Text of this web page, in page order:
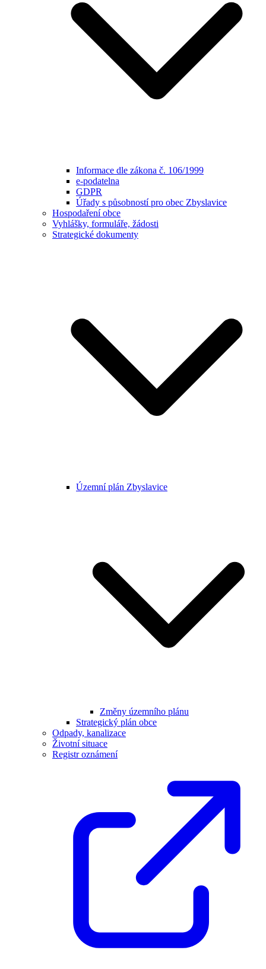
Informace dle zákona č. 106/1999
e-podatelna
GDPR
Úřady s působností pro obec Zbyslavice
Hospodaření obce
Vyhlášky, formuláře, žádosti
Strategické dokumenty
Územní plán Zbyslavice
Změny územního plánu
Strategický plán obce
Odpady, kanalizace
Životní situace
Registr oznámení